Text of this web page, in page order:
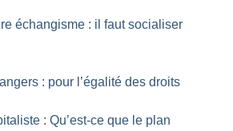
échangisme : il faut socialiser
: pour l’égalité des droits
: Qu’est-ce que le plan